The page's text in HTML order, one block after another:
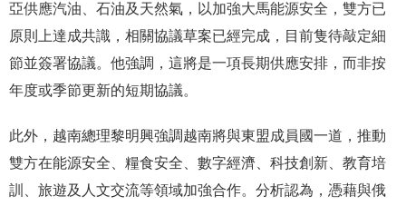
亞供應汽油、石油及天然氣，以加強大馬能源安全，雙方已
原則上達成共識，相關協議草案已經完成，目前隻待敲定細
節並簽署協議。他強調，這將是一項長期供應安排，而非按
年度或季節更新的短期協議。
此外，越南總理黎明興強調越南將與東盟成員國一道，推動
雙方在能源安全、糧食安全、數字經濟、科技創新、教育培
訓、旅遊及人文交流等領域加強合作。分析認為，憑藉與俄